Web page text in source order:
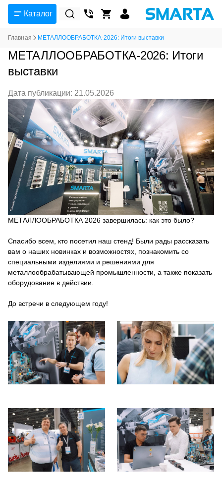
Каталог
Главная МЕТАЛЛООБРАБОТКА-2026: Итоги выставки
МЕТАЛЛООБРАБОТКА-2026: Итоги
выставки
Дата публикации: 21.05.2026
МЕТАЛЛООБРАБОТКА 2026 завершилась: как это было?
Спасибо всем, кто посетил наш стенд! Были рады рассказать
вам о наших новинках и возможностях, познакомить со
специальными изделиями и решениями для
металлообрабатывающей промышленности, а также показать
оборудование в действии.
До встречи в следующем году!